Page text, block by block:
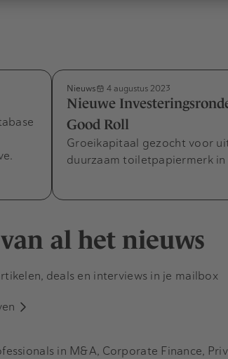
Nieuws 4 augustus 2023
Nieuwe
Good Roll
Groeikapitaal gezocht voor
duurzaam toiletpapiermerk in
al het nieuws
deals en interviews in je mailbox
in M&A, Corporate Finance,